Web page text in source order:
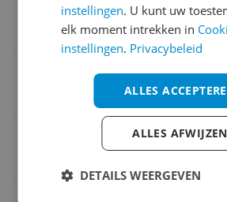
Beeldscherpte
Full HD (1080p)
Video aansluitingen
instellingen. U kunt uw
elk moment intrekken in
instellingen. Privacybeleid
ALLES
ALLES AFWIJZEN
DETAILS WEERGEVEN